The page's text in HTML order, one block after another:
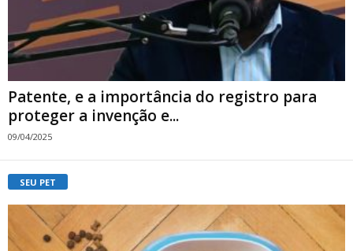
Patente, e a importância do registro para
proteger a invenção e...
09/04/2025
SEU PET